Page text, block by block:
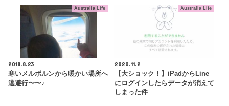
Australia Life
2018.8.23
寒いメルボルンから暖かい場所へ
逃避行〜〜♪
Australia Life
2020.11.2
【大ショック！】iPadからLine
にログインしたらデータが消えて
しまった件